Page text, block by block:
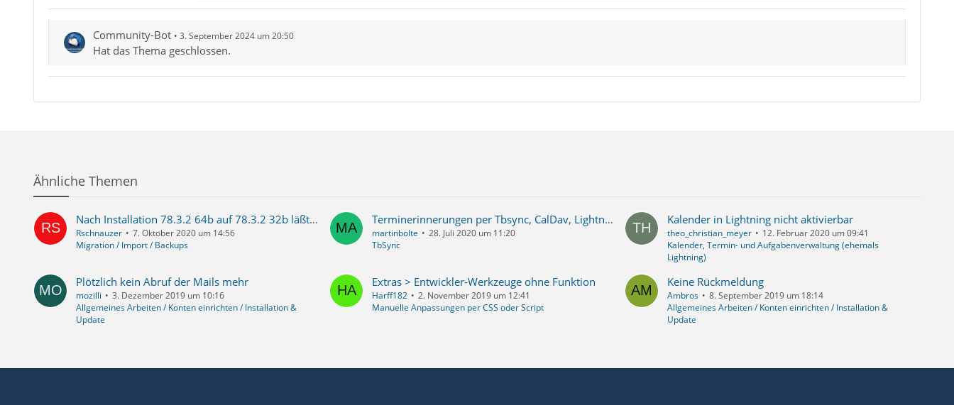
Community-Bot 3. September 2024 um 20:50
Hat das Thema geschlossen.
Ähnliche Themen
Nach Installation 78.3.2 64b auf 78.3.2 32b läßt sich Thunderbird nicht mehr starten
Rschnauzer
7. Oktober 2020 um 14:56
Migration / Import / Backups
Terminerinnerungen per Tbsync, CalDav, Lightning verdoppeln sich
martinbolte
28. Juli 2020 um 11:20
TbSync
Kalender in Lightning nicht aktivierbar
theo_christian_meyer
12. Februar 2020 um 09:41
Kalender, Termin- und Aufgabenverwaltung (ehemals
Lightning)
Plötzlich kein Abruf der Mails mehr
mozilli
3. Dezember 2019 um 10:16
Allgemeines Arbeiten / Konten einrichten / Installation &
Update
Extras > Entwickler-Werkzeuge ohne Funktion
Harff182
2. November 2019 um 12:41
Manuelle Anpassungen per CSS oder Script
Keine Rückmeldung
Ambros
8. September 2019 um 18:14
Allgemeines Arbeiten / Konten einrichten / Installation &
Update